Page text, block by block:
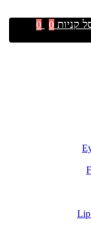
קניות 0
0